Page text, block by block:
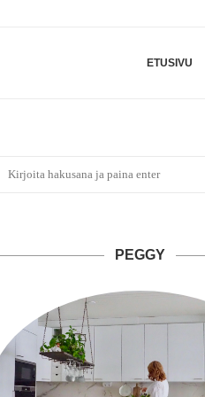
ETUSIVU
PEGGY